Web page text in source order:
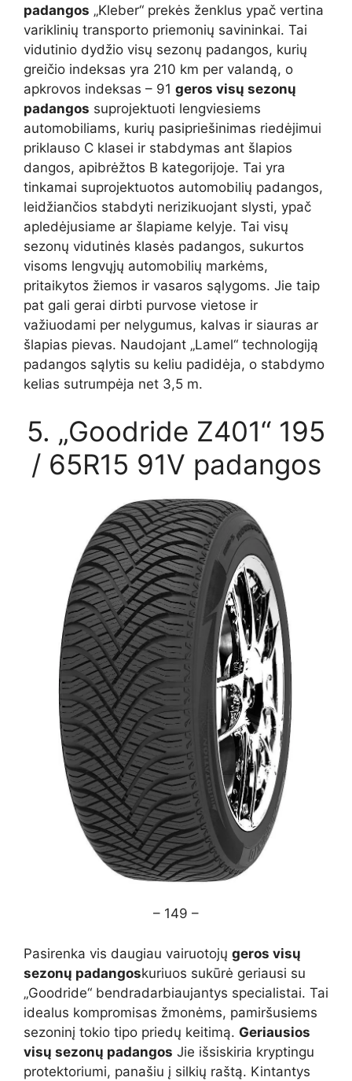
padangos „Kleber“ prekės ženklus ypač vertina
variklinių transporto priemonių savininkai. Tai
vidutinio dydžio visų sezonų padangos, kurių
greičio indeksas yra 210 km per valandą, o
apkrovos indeksas – 91 geros visų sezonų
padangos suprojektuoti lengviesiems
automobiliams, kurių pasipriešinimas riedėjimui
priklauso C klasei ir stabdymas ant šlapios
dangos, apibrėžtos B kategorijoje. Tai yra
tinkamai suprojektuotos automobilių padangos,
leidžiančios stabdyti nerizikuojant slysti, ypač
apledėjusiame ar šlapiame kelyje. Tai visų
sezonų vidutinės klasės padangos, sukurtos
visoms lengvųjų automobilių markėms,
pritaikytos žiemos ir vasaros sąlygoms. Jie taip
pat gali gerai dirbti purvose vietose ir
važiuodami per nelygumus, kalvas ir siauras ar
šlapias pievas. Naudojant „Lamel“ technologiją
padangos sąlytis su keliu padidėja, o stabdymo
kelias sutrumpėja net 3,5 m.
5. „Goodride Z401“ 195
/ 65R15 91V padangos
– 149 –
Pasirenka vis daugiau vairuotojų geros visų
sezonų padangoskuriuos sukūrė geriausi su
„Goodride“ bendradarbiaujantys specialistai. Tai
idealus kompromisas žmonėms, pamiršusiems
sezoninį tokio tipo priedų keitimą. Geriausios
visų sezonų padangos Jie išsiskiria kryptingu
protektoriumi, panašiu į silkių raštą. Kintantys